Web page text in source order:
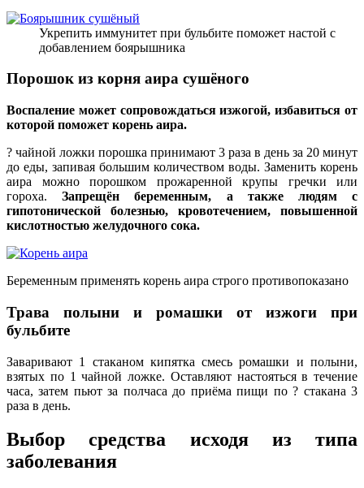
Укрепить иммунитет при бульбите поможет настой с
добавлением боярышника
Порошок из корня аира сушёного
Воспаление может сопровождаться изжогой, избавиться от
которой поможет корень аира.
? чайной ложки порошка принимают 3 раза в день за 20 минут
до еды, запивая большим количеством воды. Заменить корень
аира можно порошком прожаренной крупы гречки или
гороха.Запрещён беременным, а также людям с
гипотонической болезнью, кровотечением, повышенной
кислотностью желудочного сока.
Беременным применять корень аира строго противопоказано
Трава полыни и ромашки от изжоги при
бульбите
Заваривают 1 стаканом кипятка смесь ромашки и полыни,
взятых по 1 чайной ложке. Оставляют настояться в течение
часа, затем пьют за полчаса до приёма пищи по ? стакана 3
раза в день.
Выбор средства исходя из типа
заболевания